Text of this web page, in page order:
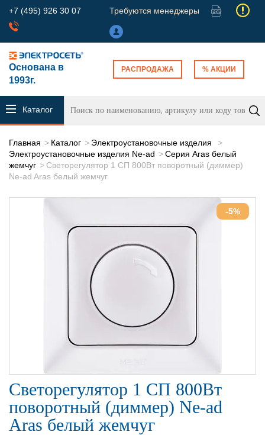
+7 (495) 926 30 07 Требуются менеджеры
Основана в
1993г.
РАСПРОДАЖА % АКЦИИ
Каталог
Главная Каталог
Электроустановочные изделия
Электроустановочные изделия Ne-ad
Серия Aras белый
жемчуг
Светорегулятор 1 СП 800Вт поворотный (диммер)
Ne-ad Aras белый жемчуг
-5%
Светорегулятор 1 СП 800Вт
поворотный (диммер) Ne-ad
Aras белый жемчуг